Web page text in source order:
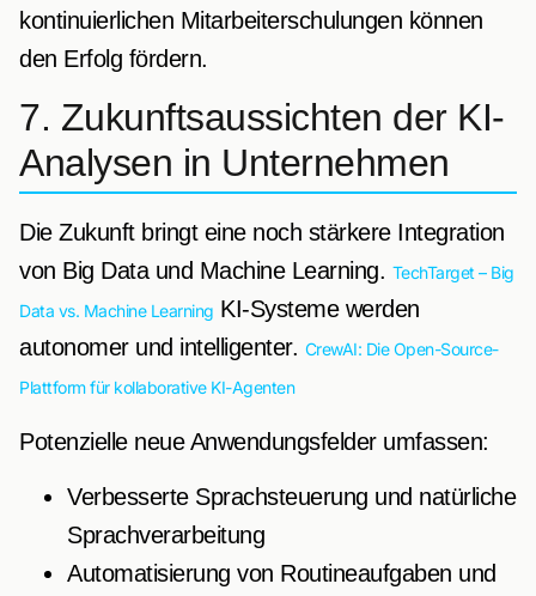
kontinuierlichen Mitarbeiterschulungen können
den Erfolg fördern.
7. Zukunftsaussichten der KI-
Analysen in Unternehmen
Die Zukunft bringt eine noch stärkere Integration
von Big Data und Machine Learning. TechTarget – Big
Data vs. Machine Learning KI-Systeme werden
autonomer und intelligenter. CrewAI: Die Open-Source-
Plattform für kollaborative KI-Agenten
Potenzielle neue Anwendungsfelder umfassen:
Verbesserte Sprachsteuerung und natürliche
Sprachverarbeitung
Automatisierung von Routineaufgaben und